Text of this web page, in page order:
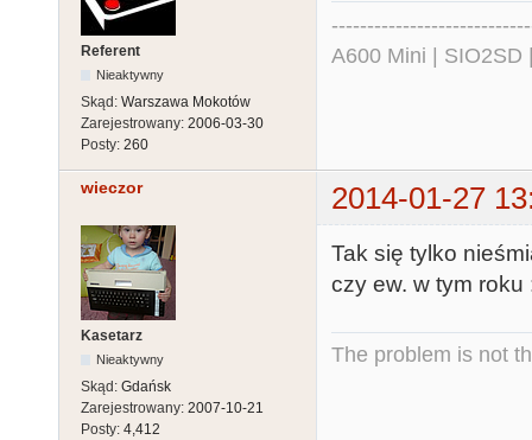
Referent
Nieaktywny
Skąd: Warszawa Mokotów
Zarejestrowany: 2006-03-30
Posty: 260
A600 Mini | SIO2SD
wieczor 2014-01-27
Kasetarz
Nieaktywny
Skąd: Gdańsk
Zarejestrowany: 2007-10-21
Posty: 4,412
Tak się tylko
czy ew. w tym roku
The problem is not